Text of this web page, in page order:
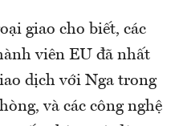
giao cho biết, các
viên EU đã nhất
dịch với Nga trong
và các công nghệ